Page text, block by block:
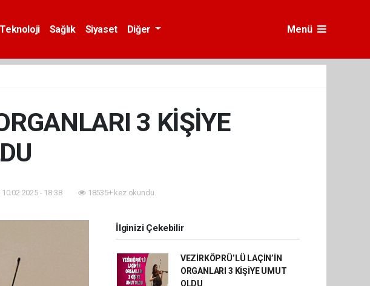
Teknoloji Sağlık Siyaset Diğer Menü
3 KİŞİYE
- 18:38 18535+ kez okundu.
İlginizi Çekebilir
VEZİRKÖPRÜ’LÜ LAÇİN’İN
ORGANLARI 3 KİŞİYE UMUT
OLDU